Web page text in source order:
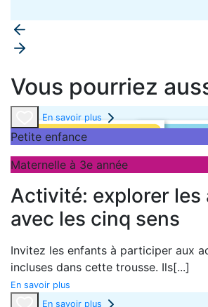
Vous pourriez
En savoir plus
Petite enfance
Maternelle à 3e année
Activité: explorer les
avec les cinq sens
Invitez les enfants à participer aux
incluses dans cette trousse. Ils[...]
En savoir plus
En savoir plus